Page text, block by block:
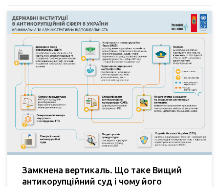
Замкнена вертикаль. Що таке Вищий
антикорупційний суд і чому його